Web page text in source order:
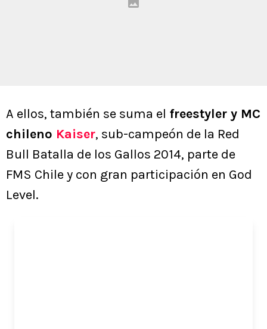
A ellos, también se suma el freestyler y MC
chileno Kaiser, sub-campeón de la Red
Bull Batalla de los Gallos 2014, parte de
FMS Chile y con gran participación en God
Level.